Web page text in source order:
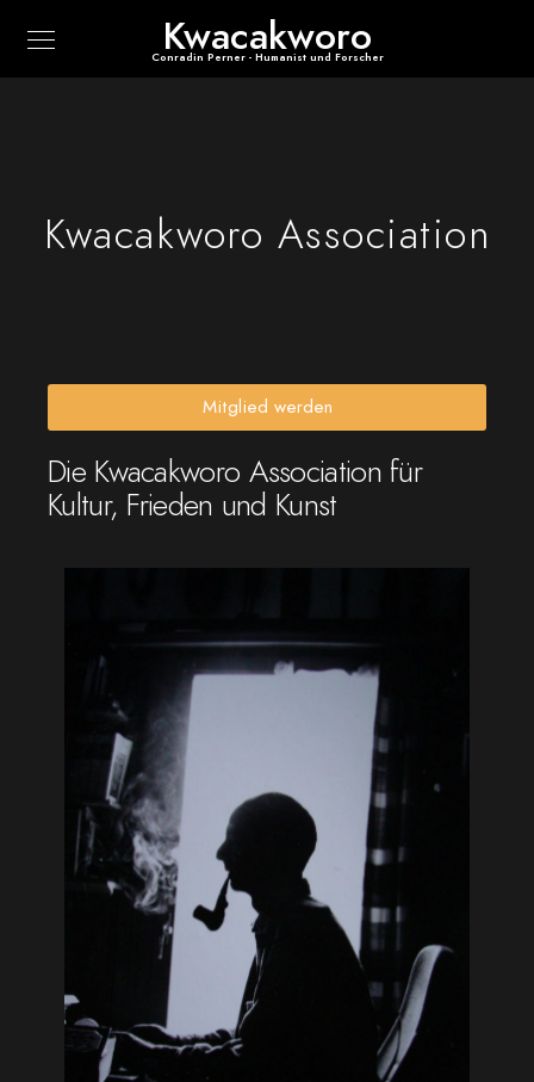
Kwacakworo
Conradin Perner - Humanist und Forscher
Kwacakworo Association
Mitglied werden
Die Kwacakworo Association für
Kultur, Frieden und Kunst